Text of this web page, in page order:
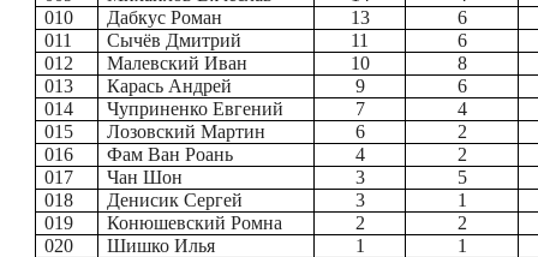
010
Дабкус Роман 13
6
011
Сычёв Дмитрий 11
6
012
Малевский Иван 10
8
013
Карась Андрей 9
6
014
Чуприненко Евгений 7
4
015
Лозовский Мартин 6
2
016
Фам Ван Роань 4
2
017
Чан Шон 3
5
018
Денисик Сергей 3
1
019
Конюшевский Ромна 2
2
020
Шишко Илья 1 1